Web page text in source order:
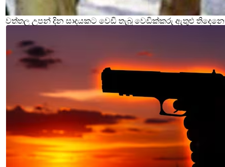
වත්තල උපන් දින සාදයකට වෙඩි තැබූ වෙඩික්කරු ඇතුළු